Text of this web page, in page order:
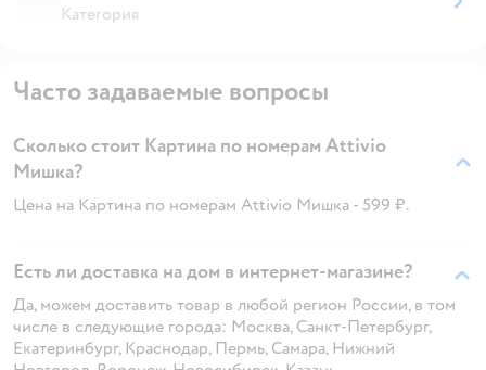
Категория
Часто задаваемые вопросы
Сколько стоит Картина по номерам Attivio
Мишка?
Цена на Картина по номерам Attivio Мишка - 599 ₽.
Есть ли доставка на дом в интернет-магазине?
Да, можем доставить товар в любой регион России, в том
числе в следующие города: Москва, Санкт-Петербург,
Екатеринбург, Краснодар, Пермь, Самара, Нижний